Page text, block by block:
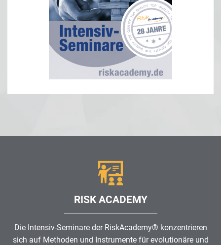
RISK ACADEMY
Die Intensiv-Seminare der RiskAcademy® konzentrieren
sich auf Methoden und Instrumente für evolutionäre und